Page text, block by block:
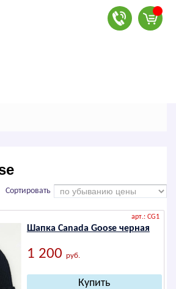
Сортировать
арт.: CG1
Шапка Canаdа Goosе черная
1 200 руб.